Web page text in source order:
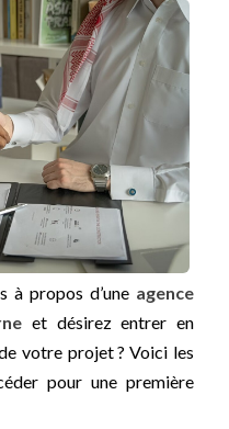
à propos d’une agence
et désirez entrer en
votre projet ? Voici les
pour une première